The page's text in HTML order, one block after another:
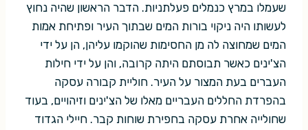
שעמלו במרץ כנמלים פעלתניות. הדבר הראשון שהיה נחוץ
לעשותו היה ניקוי בורות המים שבתוך העיר ופתיחת אמות
המים שמחוצה לה מן החסימות שהוקמו עליהן, הן על ידי
הצ'ינים כאשר תבוסתם היתה קרובה, והן על ידי חילות
העברים בעת המצור על העיר. חוליית קבורה עסקה
בהפרדת החללים העבריים מאלו של הצ'ינים וזיהויים, בעוד
שחולייה אחרת עסקה בחפירת שוחות קבר. חיילי הגדוד